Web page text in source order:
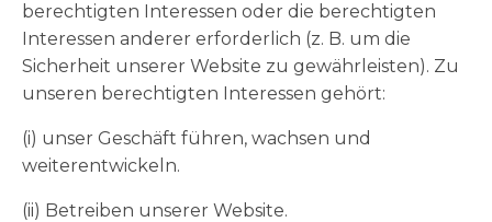
berechtigten Interessen oder die berechtigten
Interessen anderer erforderlich (z. B. um die
Sicherheit unserer Website zu gewährleisten). Zu
unseren berechtigten Interessen gehört:
(i) unser Geschäft führen, wachsen und
weiterentwickeln.
(ii) Betreiben unserer Website.